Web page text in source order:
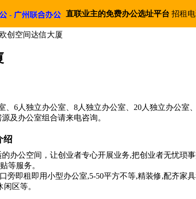
直联业主的免费办公选址平台 招租
创空间达信大厦
、6人独立办公室、8人独立办公室、20人独立办公室
及办公室组合请来电咨询。
绍
办公空间，让创业者专心开展业务,把创业者无忧琐
等服务。
旁即租即用小型办公室,5-50平方不等,精装修,配齐家
区等。